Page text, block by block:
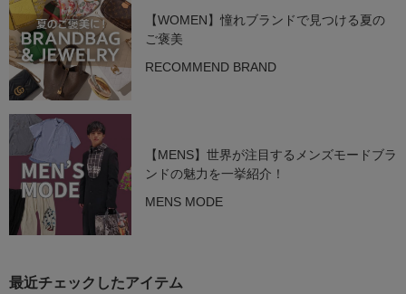
【WOMEN】憧れブランドで見つける夏の
ご褒美
RECOMMEND BRAND
【MENS】世界が注目するメンズモードブラ
ンドの魅力を一挙紹介！
MENS MODE
最近チェックしたアイテム